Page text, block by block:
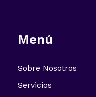
Menú
Sobre Nosotros
Servicios